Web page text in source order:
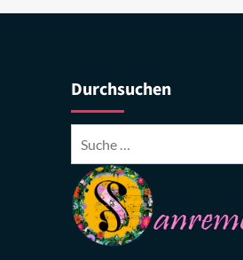
Durchsuchen